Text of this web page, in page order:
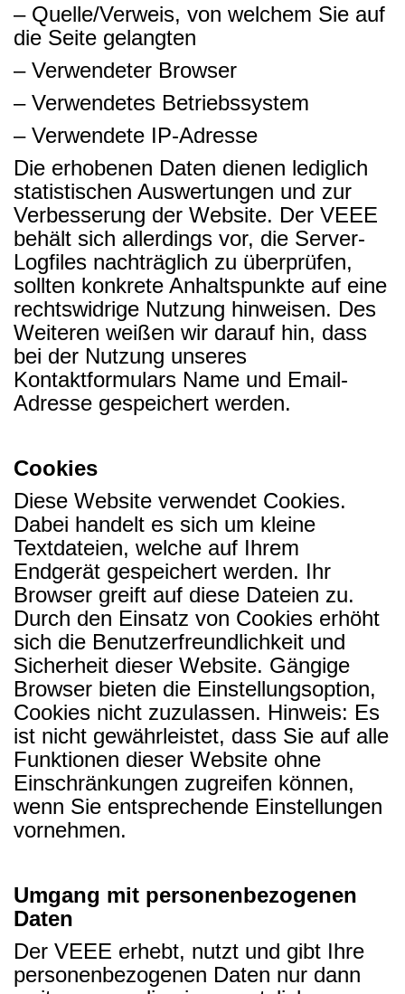
– Quelle/Verweis, von welchem Sie auf
die Seite gelangten
– Verwendeter Browser
– Verwendetes Betriebssystem
– Verwendete IP-Adresse
Die erhobenen Daten dienen lediglich
statistischen Auswertungen und zur
Verbesserung der Website. Der VEEE
behält sich allerdings vor, die Server-
Logfiles nachträglich zu überprüfen,
sollten konkrete Anhaltspunkte auf eine
rechtswidrige Nutzung hinweisen. Des
Weiteren weißen wir darauf hin, dass
bei der Nutzung unseres
Kontaktformulars Name und Email-
Adresse gespeichert werden.
Cookies
Diese Website verwendet Cookies.
Dabei handelt es sich um kleine
Textdateien, welche auf Ihrem
Endgerät gespeichert werden. Ihr
Browser greift auf diese Dateien zu.
Durch den Einsatz von Cookies erhöht
sich die Benutzerfreundlichkeit und
Sicherheit dieser Website. Gängige
Browser bieten die Einstellungsoption,
Cookies nicht zuzulassen. Hinweis: Es
ist nicht gewährleistet, dass Sie auf alle
Funktionen dieser Website ohne
Einschränkungen zugreifen können,
wenn Sie entsprechende Einstellungen
vornehmen.
Umgang mit personenbezogenen
Daten
Der VEEE erhebt, nutzt und gibt Ihre
personenbezogenen Daten nur dann